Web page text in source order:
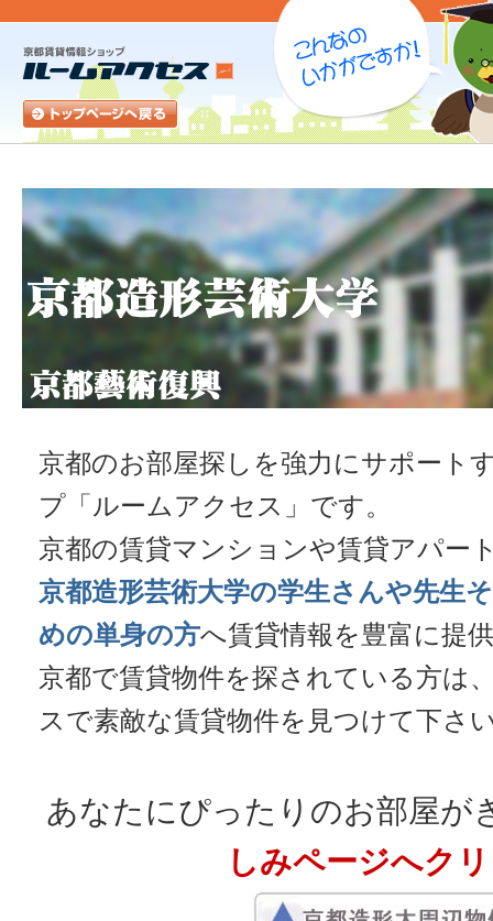
京都のお部屋探しを強力にサポート
プ「ルームアクセス」です。
京都の賃貸マンションや賃貸アパー
京都造形芸術大学の学生さんや先生
めの単身の方へ賃貸情報を豊富に提
京都で賃貸物件を探されている方は
スで素敵な賃貸物件を見つけて下さ
あなたにぴったりのお部屋が
しみページへク